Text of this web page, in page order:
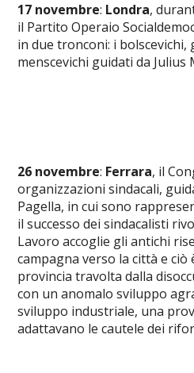
17 novembre: Londra,
il Partito Operaio
in due tronconi: i bolscevichi,
menscevichi guidati da Julius
26 novembre: Ferrara, il
organizzazioni sindacali,
Pagella, in cui sono
il successo dei sindacalisti
Lavoro accoglie gli antichi
campagna verso la città e
provincia travolta dalla
con un anomalo sviluppo
sviluppo industriale, una
adattavano le cautele dei